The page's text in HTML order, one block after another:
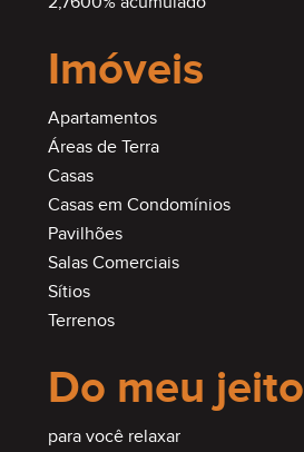
Imóveis
Apartamentos
Áreas de Terra
Casas
Casas em Condomínios
Pavilhões
Salas Comerciais
Sítios
Terrenos
Do meu jeito
para você relaxar